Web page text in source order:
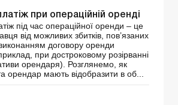
при операційній оренді
під час операційної оренди – це
від можливих збитків, пов’язаних
договору оренди
при достроковому розірванні
орендаря). Розглянемо, як
орендар мають відобразити в об...